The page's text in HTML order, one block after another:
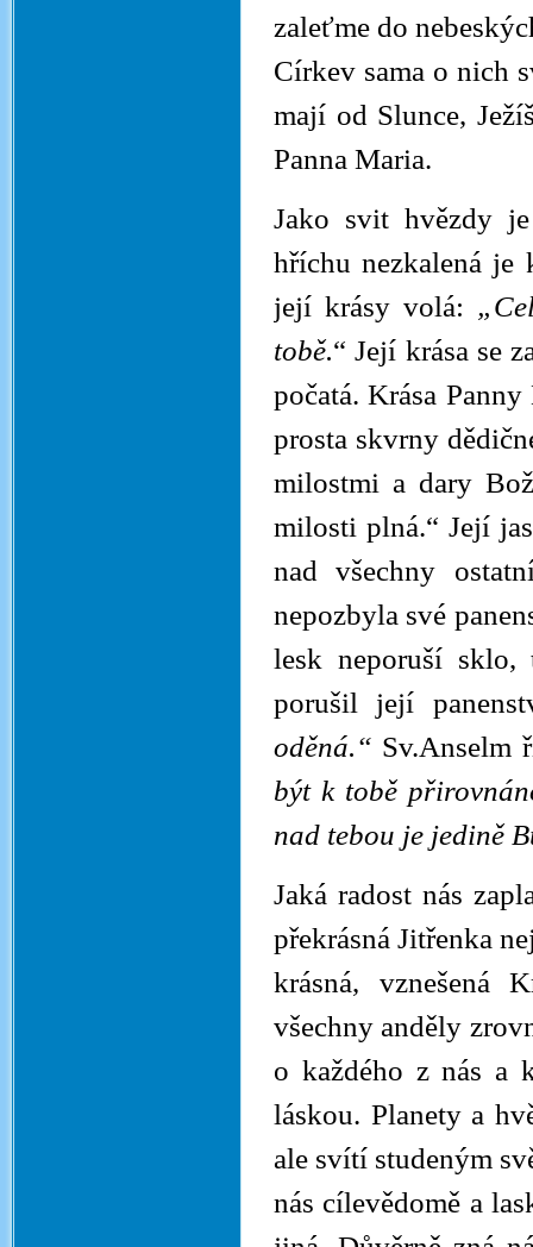
zaleťme do
Církev sama o nich
mají od Slunce,
Panna Maria.
Jako svit hvězdy
hříchu nezkalená je
její krásy volá:
tobě.“ Její krása se
počatá. Krása
prosta skvrny
milostmi a dary
milosti plná.“ Její
nad všechny
nepozbyla své
lesk neporuší sklo,
porušil její
oděná.“ Sv.Anselm
být k tobě
nad tebou je jedině
Jaká radost nás
překrásná Jitřenka
krásná, vznešená
všechny anděly
o každého z nás a
láskou. Planety a
ale svítí studeným
nás cílevědomě a